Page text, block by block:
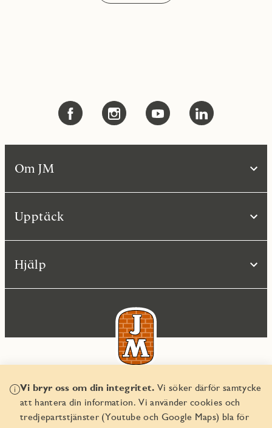
Vi bryr oss om din integritet. Vi söker därför samtycke
att hantera din information. Vi använder cookies och
tredjepartstjänster (Youtube och Google Maps) bla för
Om JM
Upptäck
Hjälp
© JM AB 2026
Organisationsnummer 556045-2103